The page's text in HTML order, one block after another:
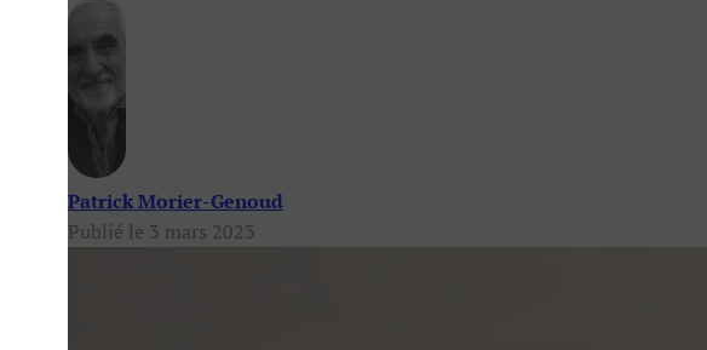
Patrick Morier-Genoud
Publié le 3 mars 2023